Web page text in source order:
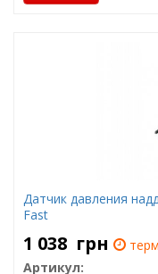
Датчик давления
Fast
1 038 грн
Артикул: